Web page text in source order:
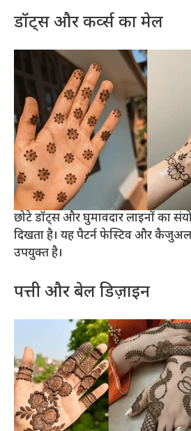
डॉट्स और कर्व्स का मेल
छोटे डॉट्स और घुमावदार लाइनों का
दिखता है। यह पैटर्न फेस्टिव और
उपयुक्त है।
पत्ती और बेल डिज़ाइन